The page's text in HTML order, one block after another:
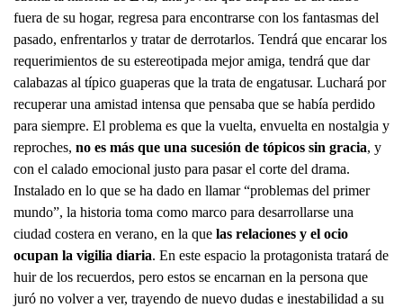
fuera de su hogar, regresa para encontrarse con los fantasmas del
pasado, enfrentarlos y tratar de derrotarlos. Tendrá que encarar los
requerimientos de su estereotipada mejor amiga, tendrá que dar
calabazas al típico guaperas que la trata de engatusar. Luchará por
recuperar una amistad intensa que pensaba que se había perdido
para siempre. El problema es que la vuelta, envuelta en nostalgia y
reproches, no es más que una sucesión de tópicos sin gracia, y
con el calado emocional justo para pasar el corte del drama.
Instalado en lo que se ha dado en llamar “problemas del primer
mundo”, la historia toma como marco para desarrollarse una
ciudad costera en verano, en la que las relaciones y el ocio
ocupan la vigilia diaria. En este espacio la protagonista tratará de
huir de los recuerdos, pero estos se encarnan en la persona que
juró no volver a ver, trayendo de nuevo dudas e inestabilidad a su